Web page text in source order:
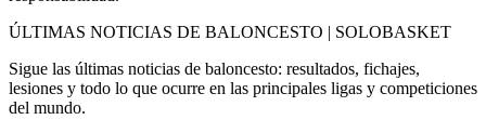
ÚLTIMAS NOTICIAS DE BALONCESTO | SOLOBASKET
Sigue las últimas noticias de baloncesto: resultados, fichajes,
lesiones y todo lo que ocurre en las principales ligas y competiciones
del mundo.